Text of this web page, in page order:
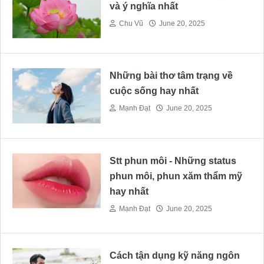
và ý nghĩa nhất
Chu Vũ June 20, 2025
Những bài thơ tâm trạng về
cuộc sống hay nhất
Mạnh Đạt June 20, 2025
Stt phun môi - Những status
phun môi, phun xăm thẩm mỹ
hay nhất
Mạnh Đạt June 20, 2025
Cách tận dụng kỹ năng ngôn